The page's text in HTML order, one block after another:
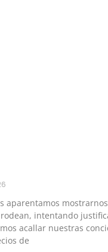
aparentamos
intentando
acallar nuestras
de